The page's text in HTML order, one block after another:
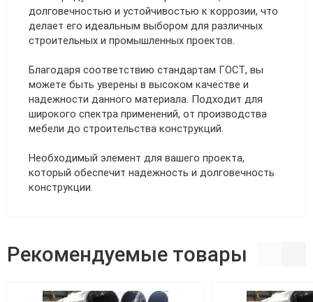
долговечностью и устойчивостью к коррозии, что
делает его идеальным выбором для различных
строительных и промышленных проектов.
Благодаря соответствию стандартам ГОСТ, вы
можете быть уверены в высоком качестве и
надежности данного материала. Подходит для
широкого спектра применений, от производства
мебели до строительства конструкций.
Необходимый элемент для вашего проекта,
который обеспечит надежность и долговечность
конструкции.
Рекомендуемые товары